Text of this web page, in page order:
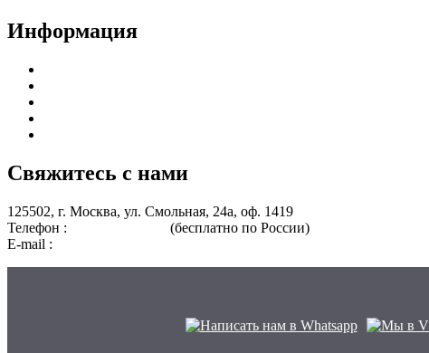
Информация
Свяжитесь с нами
125502, г. Москва, ул. Смольная, 24а, оф. 1419
Телефон :
(бесплатно по России)
E-mail :